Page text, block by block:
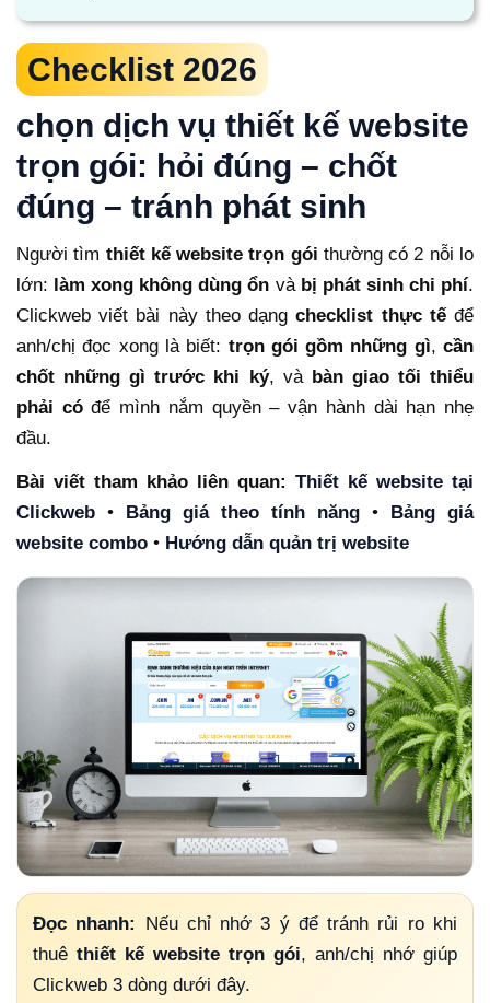
Checklist 2026
chọn dịch vụ thiết kế website
trọn gói: hỏi đúng – chốt
đúng – tránh phát sinh
Người tìm thiết kế website trọn gói thường có 2 nỗi lo
lớn: làm xong không dùng ổn và bị phát sinh chi phí.
Clickweb viết bài này theo dạngchecklist thực tếđể
anh/chị đọc xong là biết: trọn gói gồm những gì,cần
chốt những gì trước khi ký, và bàn giao tối thiểu
phải cóđể mình nắm quyền – vận hành dài hạn nhẹ
đầu.
Bài viết tham khảo liên quan: Thiết kế website tại
Clickweb • Bảng giá theo tính năng • Bảng giá
website combo • Hướng dẫn quản trị website
Đọc nhanh:
Nếu chỉ nhớ 3 ý để tránh rủi ro khi
thuê thiết kế website trọn gói, anh/chị nhớ giúp
Clickweb 3 dòng dưới đây.